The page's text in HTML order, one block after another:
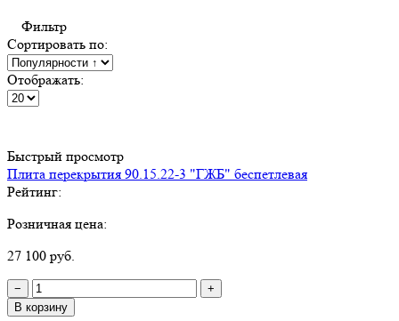
Фильтр
Сортировать по:
Отображать:
Быстрый просмотр
Плита перекрытия 90.15.22-3 "ГЖБ" беспетлевая
Рейтинг:
Розничная цена:
27 100 руб.
−
+
В корзину